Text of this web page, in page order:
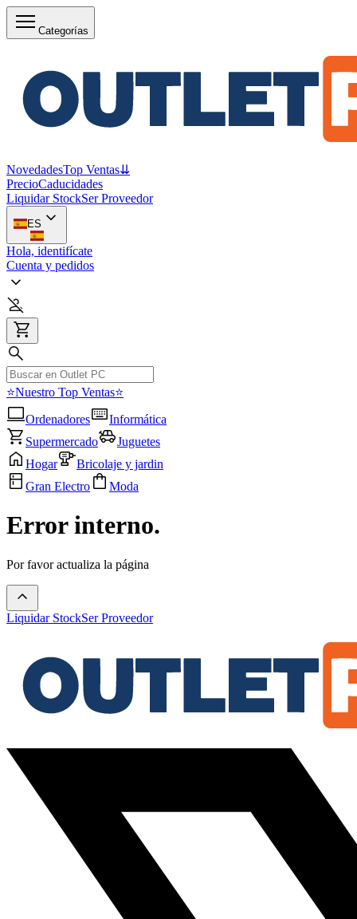
Categorías
NovedadesTop Ventas⇊
PrecioCaducidades
Liquidar StockSer Proveedor
ES
Hola, identifícate
Cuenta y pedidos
⭐Nuestro Top Ventas⭐
Ordenadores
Informática
Supermercado
Juguetes
Hogar
Bricolaje y jardin
Gran Electro
Moda
Error interno.
Por favor actualiza la página
Liquidar StockSer Proveedor